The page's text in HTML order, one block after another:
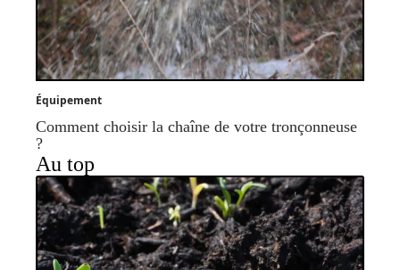
Équipement
Comment choisir la chaîne de votre tronçonneuse
?
Au top